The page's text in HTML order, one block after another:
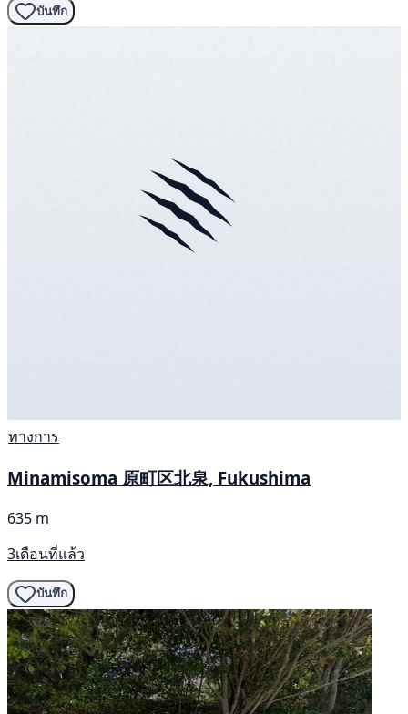
บันทึก
ทางการ
Minamisoma 原町区北泉, Fukushima
635 m
3เดือนที่แล้ว
บันทึก